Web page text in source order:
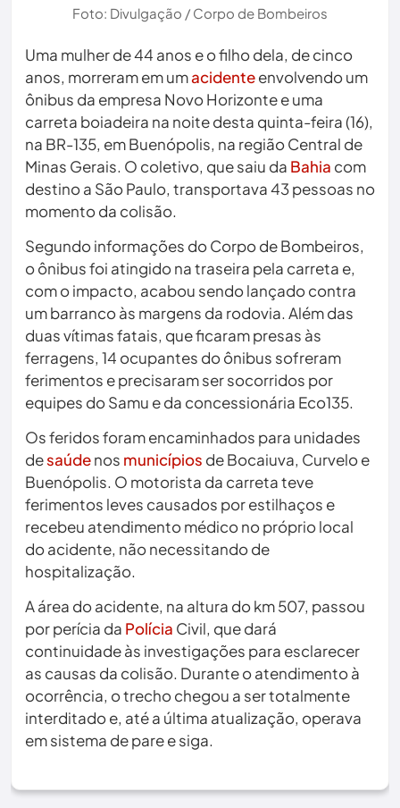
Foto: Divulgação / Corpo de Bombeiros
Uma mulher de 44 anos e o filho dela, de cinco
anos, morreram em umacidenteenvolvendo um
ônibus da empresa Novo Horizonte e uma
carreta boiadeira na noite desta quinta-feira (16),
na BR-135, em Buenópolis, na região Central de
Minas Gerais. O coletivo, que saiu da Bahia com
destino a São Paulo, transportava 43 pessoas no
momento da colisão.
Segundo informações do Corpo de Bombeiros,
o ônibus foi atingido na traseira pela carreta e,
com o impacto, acabou sendo lançado contra
um barranco às margens da rodovia. Além das
duas vítimas fatais, que ficaram presas às
ferragens, 14 ocupantes do ônibus sofreram
ferimentos e precisaram ser socorridos por
equipes do Samu e da concessionária Eco135.
Os feridos foram encaminhados para unidades
desaúdenos municípios de Bocaiuva, Curvelo e
Buenópolis. O motorista da carreta teve
ferimentos leves causados por estilhaços e
recebeu atendimento médico no próprio local
do acidente, não necessitando de
hospitalização.
A área do acidente, na altura do km 507, passou
por perícia da Polícia Civil, que dará
continuidade às investigações para esclarecer
as causas da colisão. Durante o atendimento à
ocorrência, o trecho chegou a ser totalmente
interditado e, até a última atualização, operava
em sistema de pare e siga.